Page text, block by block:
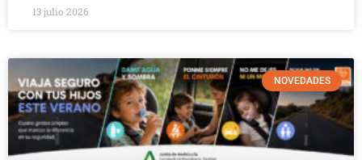
13 julio 2026
NOVEDADES